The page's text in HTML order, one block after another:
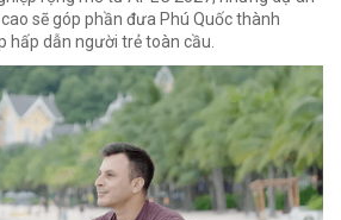
sẽ góp phần đưa Phú Quốc thành
hấp dẫn người trẻ toàn cầu.